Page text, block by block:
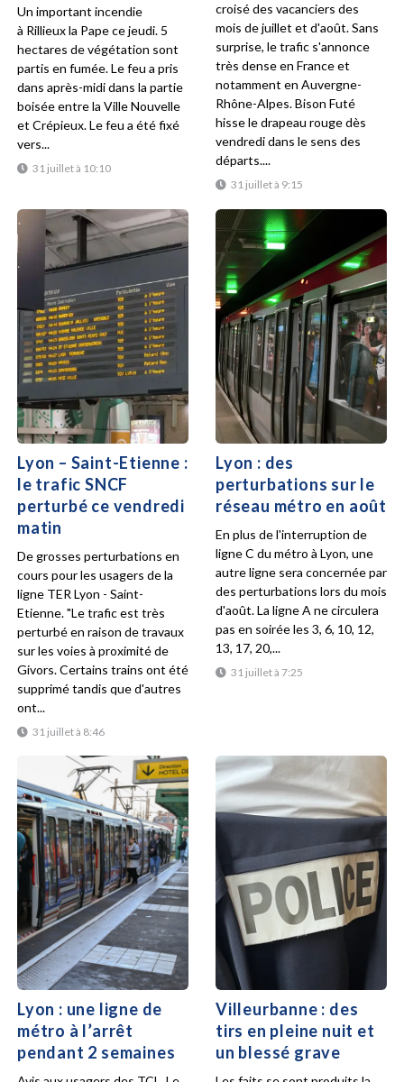
31 juillet à 10:10
Un important incendie
à Rillieux la Pape ce jeudi. 5
hectares de végétation sont
partis en fumée. Le feu a pris
dans après-midi dans la partie
boisée entre la Ville Nouvelle
et Crépieux. Le feu a été fixé
vers...
31 juillet à 9:15
croisé des vacanciers des
mois de juillet et d'août. Sans
surprise, le trafic s'annonce
très dense en France et
notamment en Auvergne-
Rhône-Alpes. Bison Futé
hisse le drapeau rouge dès
vendredi dans le sens des
départs....
Lyon – Saint-Etienne :
le trafic SNCF
perturbé ce vendredi
matin
31 juillet à 8:46
De grosses perturbations en
cours pour les usagers de la
ligne TER Lyon - Saint-
Etienne. "Le trafic est très
perturbé en raison de travaux
sur les voies à proximité de
Givors. Certains trains ont été
supprimé tandis que d'autres
ont...
Lyon : des
perturbations sur le
réseau métro en août
31 juillet à 7:25
En plus de l'interruption de
ligne C du métro à Lyon, une
autre ligne sera concernée par
des perturbations lors du mois
d'août. La ligne A ne circulera
pas en soirée les 3, 6, 10, 12,
13, 17, 20,...
Lyon : une ligne de
métro à l’arrêt
pendant 2 semaines
Villeurbanne : des
tirs en pleine nuit et
un blessé grave